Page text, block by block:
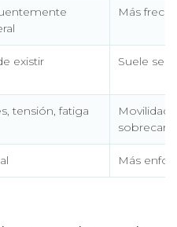
Más
existir Suele ser
tensión, fatiga
Movilidad
Más